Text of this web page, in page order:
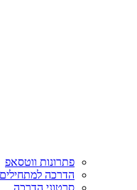
פתרונות ווטסאפ
הדרכה למתחילים